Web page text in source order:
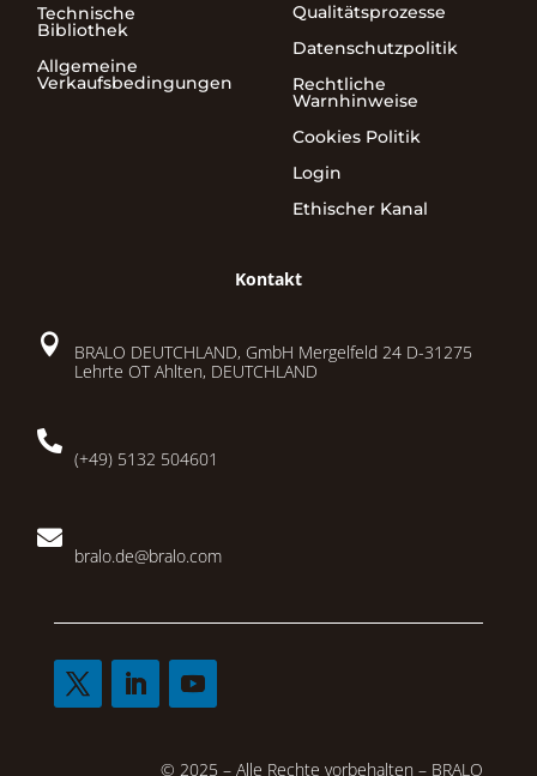
Technische
Bibliothek
Allgemeine
Verkaufsbedingungen
Qualitätsprozesse
Datenschutzpolitik
Rechtliche
Warnhinweise
Cookies Politik
Login
Ethischer Kanal
Kontakt

BRALO DEUTCHLAND, GmbH Mergelfeld 24 D-31275
Lehrte OT Ahlten, DEUTCHLAND

(+49) 5132 504601

bralo.de@bralo.com
© 2025 – Alle Rechte vorbehalten – BRALO